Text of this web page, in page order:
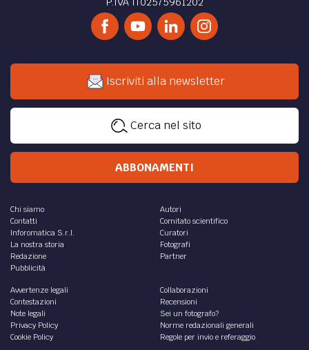
Iscriviti alla newsletter
Cerca nel sito
ABBONAMENTI
Chi siamo
Contatti
Inforomatica S.r.l.
La nostra storia
Redazione
Pubblicità
Autori
Comitato scientifico
Curatori
Fotografi
Partner
Avvertenze legali
Contestazioni
Note legali
Privacy Policy
Cookie Policy
Collaborazioni
Recensioni
Sei un fotografo?
Norme redazionali generali
Regole per invio e referaggio